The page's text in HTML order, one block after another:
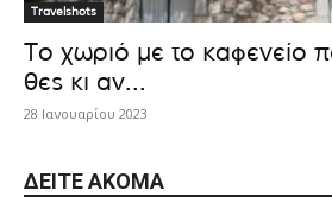
Travelshots
Το χωριό με το καφενείο
θες κι αν...
28 Ιανουαρίου 2023
ΔΕΊΤΕ ΑΚΌΜΑ